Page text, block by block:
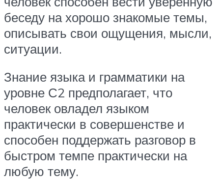
беседу на хорошо знакомые темы,
описывать свои ощущения, мысли,
ситуации.
Знание языка и грамматики на
уровне С2 предполагает, что
человек овладел языком
практически в совершенстве и
способен поддержать разговор в
быстром темпе практически на
любую тему.